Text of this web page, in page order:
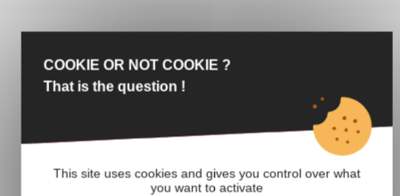
BIENS SIMILAIRES
COOKIE OR NOT COOKIE ?
That is the question !
This site uses cookies and gives you control over what
you want to activate